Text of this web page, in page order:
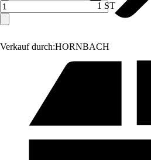
Verkauf durch:HORNBACH
1 ST